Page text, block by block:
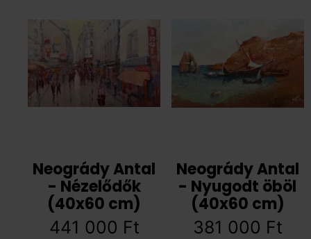
Neogrády Antal
- Nézelődők
(40x60 cm)
441 000 Ft
Neogrády Antal
- Nyugodt öböl
(40x60 cm)
381 000 Ft